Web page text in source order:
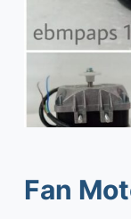
Fan